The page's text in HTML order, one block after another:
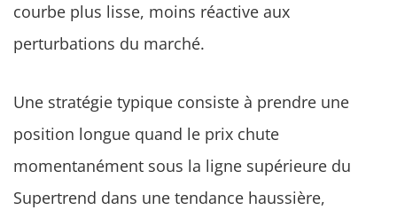
courbe plus lisse, moins réactive aux
perturbations du marché.
Une stratégie typique consiste à prendre une
position longue quand le prix chute
momentanément sous la ligne supérieure du
Supertrend dans une tendance haussière,